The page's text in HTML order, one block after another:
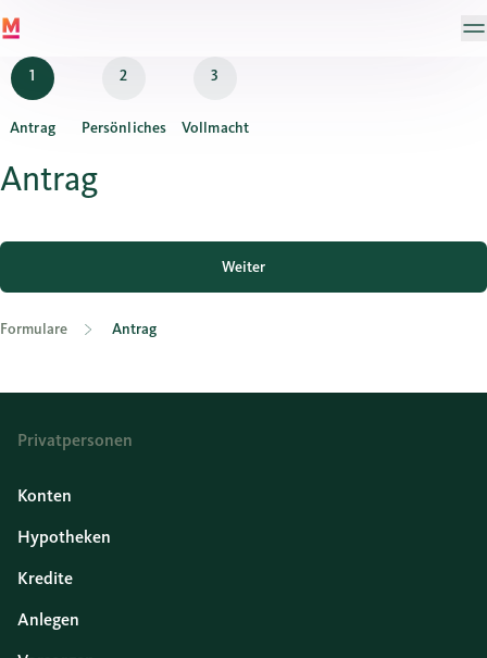
Antrag Persönliches Vollmacht
Antrag
Weiter
Formulare Antrag
Privatpersonen
Konten
Hypotheken
Kredite
Anlegen